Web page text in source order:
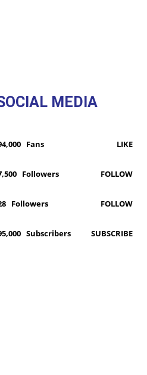
MEDIA
Fans LIKE
Followers FOLLOW
Followers FOLLOW
Subscribers SUBSCRIBE